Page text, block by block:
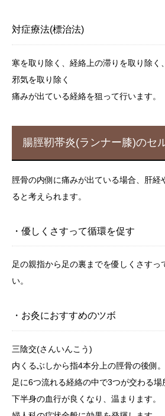
対症療法(標治法)
寒を取り除く、経絡上の滞りを取り除く
邪気を取り除く
痛みが出ている経絡を狙って行います。
腸脛靭帯炎(ランナー膝)のセ
脛骨の内側に痛みが出ている場合、肝経
ると考えられます。
・優しくさすって循環を促す
足の親指から足の裏までを優しくさすっ
い。
・お灸におすすめのツボ
三陰交(さんいんこう)
内くるぶしから指4本分上の脛骨の後側。
足に6つ流れる経絡の中で3つが交わる場
下半身の血行が良くなり、温まります。